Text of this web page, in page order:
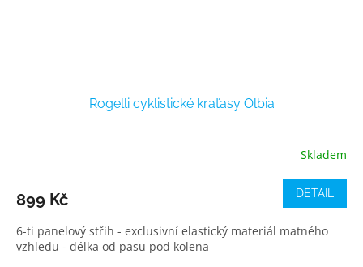
Rogelli cyklistické kraťasy Olbia
Skladem
899 Kč DETAIL
6-ti panelový střih - exclusivní elastický materiál matného
vzhledu - délka od pasu pod kolena